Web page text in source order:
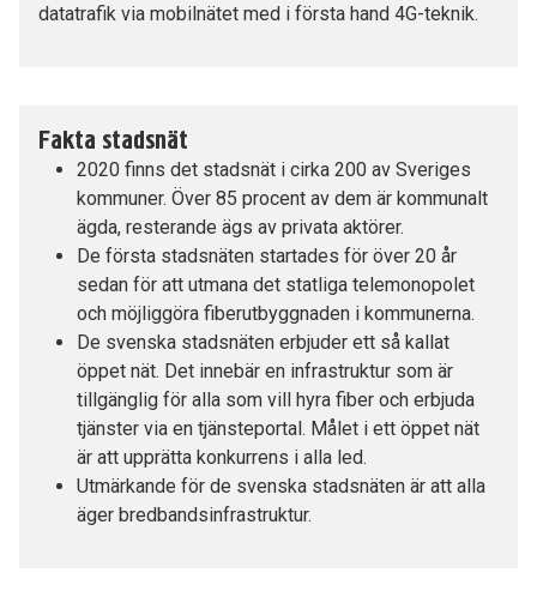
datatrafik via mobilnätet med i första hand 4G-teknik.
Fakta stadsnät
2020 finns det stadsnät i cirka 200 av Sveriges
kommuner. Över 85 procent av dem är kommunalt
ägda, resterande ägs av privata aktörer.
De första stadsnäten startades för över 20 år
sedan för att utmana det statliga telemonopolet
och möjliggöra fiberutbyggnaden i kommunerna.
De svenska stadsnäten erbjuder ett så kallat
öppet nät. Det innebär en infrastruktur som är
tillgänglig för alla som vill hyra fiber och erbjuda
tjänster via en tjänsteportal. Målet i ett öppet nät
är att upprätta konkurrens i alla led.
Utmärkande för de svenska stadsnäten är att alla
äger bredbandsinfrastruktur.